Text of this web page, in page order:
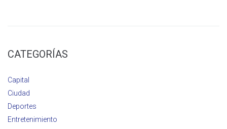
CATEGORÍAS
Capital
Ciudad
Deportes
Entretenimiento